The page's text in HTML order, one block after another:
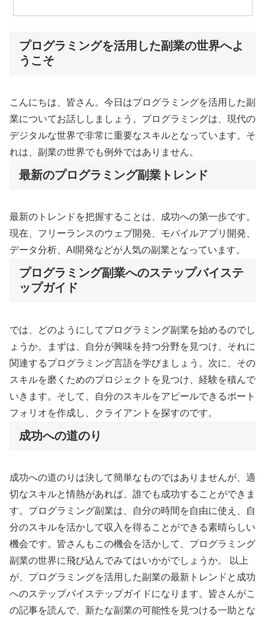
プログラミングを活用した副業の世界へよ
うこそ
こんにちは、皆さん。今日はプログラミングを活用した副
業についてお話ししましょう。プログラミングは、現代の
デジタルな世界で非常に重要なスキルとなっています。そ
れは、副業の世界でも例外ではありません。
最新のプログラミング副業トレンド
最新のトレンドを把握することは、成功への第一歩です。
現在、フリーランスのウェブ開発、モバイルアプリ開発、
データ分析、AI開発などが人気の副業となっています。
プログラミング副業へのステップバイステ
ップガイド
では、どのようにしてプログラミング副業を始めるのでし
ょうか。まずは、自分が興味を持つ分野を見つけ、それに
関連するプログラミング言語を学びましょう。次に、その
スキルを磨くためのプロジェクトを見つけ、経験を積んで
いきます。そして、自分のスキルをアピールできるポート
フォリオを作成し、クライアントを探すのです。
成功への道のり
成功への道のりは決して簡単なものではありませんが、適
切なスキルと情熱があれば、誰でも成功することができま
す。プログラミング副業は、自分の時間を自由に使え、自
分のスキルを活かして収入を得ることができる素晴らしい
機会です。皆さんもこの機会を活かして、プログラミング
副業の世界に飛び込んでみてはいかがでしょうか。 以上
が、プログラミングを活用した副業の最新トレンドと成功
へのステップバイステップガイドになります。皆さんがこ
の記事を読んで、新たな副業の可能性を見つける一助とな